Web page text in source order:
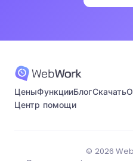
ЦеныФункцииБлогСкачать
Центр помощи
© 2026